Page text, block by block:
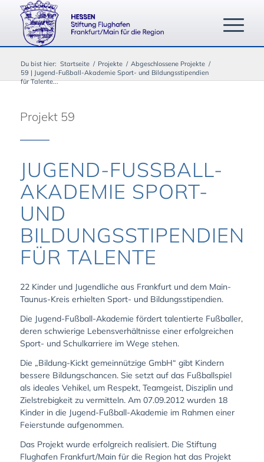
Du bist hier: Startseite / Projekte / Abgeschlossene Projekte /
59 | Jugend-Fußball-Akademie Sport- und Bildungsstipendien
für Talente...
Projekt 59
JUGEND-FUSSBALL-A
KADEMIE SPORT- U
ND B
ILDUNGSSTIPENDIEN F
ÜR TALENTE
22 Kinder und Jugendliche aus Frankfurt und dem Main-
Taunus-Kreis erhielten Sport- und Bildungsstipendien.
Die Jugend-Fußball-Akademie fördert talentierte Fußballer,
deren schwierige Lebensverhältnisse einer erfolgreichen
Sport- und Schulkarriere im Wege stehen.
Die „Bildung-Kickt gemeinnützige GmbH“ gibt Kindern
bessere Bildungschancen. Sie setzt auf das Fußballspiel
als ideales Vehikel, um Respekt, Teamgeist, Disziplin und
Zielstrebigkeit zu vermitteln. Am 07.09.2012 wurden 18
Kinder in die Jugend-Fußball-Akademie im Rahmen einer
Feierstunde aufgenommen.
Das Projekt wurde erfolgreich realisiert. Die Stiftung
Flughafen Frankfurt/Main für die Region hat das Projekt